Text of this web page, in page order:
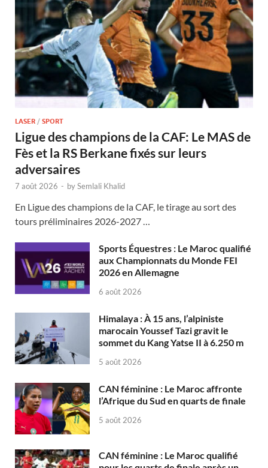
LASER / SPORT
Ligue des champions de la CAF: Le MAS de
Fès et la RS Berkane fixés sur leurs
adversaires
7 août 2026 - bySemlali Khalid
En Ligue des champions de la CAF, le tirage au sort des
tours préliminaires 2026-2027 …
Sports Équestres : Le Maroc qualifié
aux Championnats du Monde FEI
2026 en Allemagne
6 août 2026
Himalaya : À 15 ans, l’alpiniste
marocain Youssef Tazi gravit le
sommet du Kang Yatse II à 6.250 m
5 août 2026
CAN féminine : Le Maroc affronte
l’Afrique du Sud en quarts de finale
5 août 2026
CAN féminine : Le Maroc qualifié